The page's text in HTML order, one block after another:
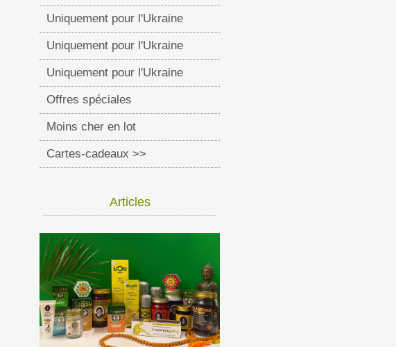
Uniquement pour l'Ukraine
Uniquement pour l'Ukraine
Uniquement pour l'Ukraine
Offres spéciales
Moins cher en lot
Cartes-cadeaux >>
Articles